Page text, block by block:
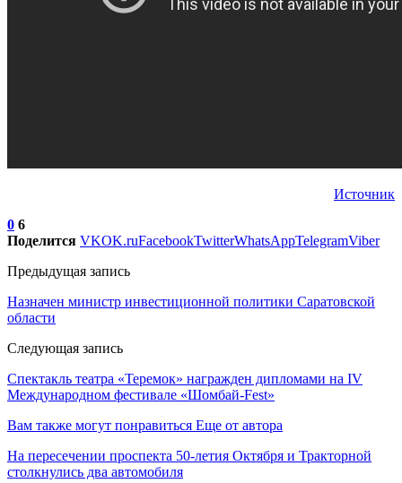
Источник
0 6
Поделится VKOK.ruFacebookTwitterWhatsAppTelegramViber
Предыдущая запись
Назначен министр инвестиционной политики Саратовской
области
Следующая запись
Спектакль театра «Теремок» награжден дипломами на IV
Международном фестивале «Шомбай-Fest»
Вам также могут понравиться Еще от автора
На пересечении проспекта 50-летия Октября и Тракторной
столкнулись два автомобиля